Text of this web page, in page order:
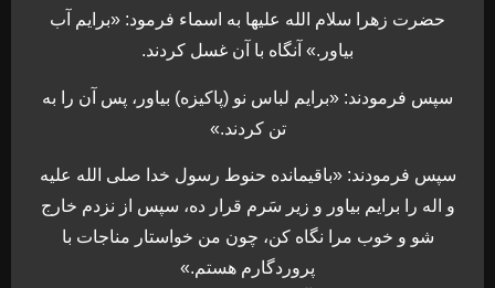
حضرت زهرا سلام الله علیها به اسماء فرمود: «برایم آب
بیاور.» آنگاه با آن غسل کردند.
سپس فرمودند: «برایم لباس نو (پاکیزه) بیاور، پس آن را به
تن کردند.»
سپس فرمودند: «باقیمانده حنوط رسول خدا صلی الله علیه
و اله را برایم بیاور و زیر سَرم قرار ده، سپس از نزدم خارج
شو و خوب مرا نگاه کن، چون من خواستار مناجات با
پروردگارم هستم.»